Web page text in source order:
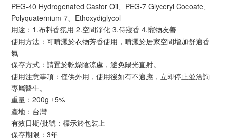
PEG-40 Hydrogenated Castor Oil、PEG-7 Glyceryl Cocoate、
Polyquaternium-7、Ethoxydiglycol
用途：1.布料香氛用 2.空間淨化 3.侍寢香 4.寵物友善
使用方法：可噴灑於衣物芳香使用，噴灑於居家空間增加舒適香
氣
保存方式：請置於乾燥陰涼處，避免陽光直射。
使用注意事項：僅供外用，使用後如有不適應，立即停止並洽詢
專屬醫生。
重量：200g ±5%
產地：台灣
有效日期/批號：標示於包裝上
保存期限：3年